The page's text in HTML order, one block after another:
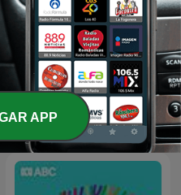
WHITE NOISE
APP